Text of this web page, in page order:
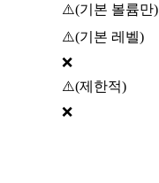
⚠️(기본 볼륨만)
⚠️(기본 레벨)
❌
⚠️(제한적)
❌